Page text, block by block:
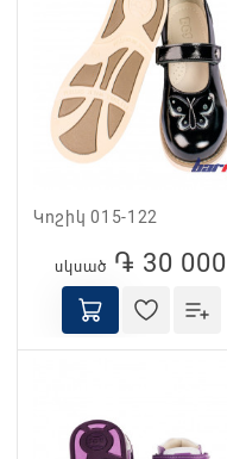
Կոշիկ 015-122
սկսած ֏ 30 000